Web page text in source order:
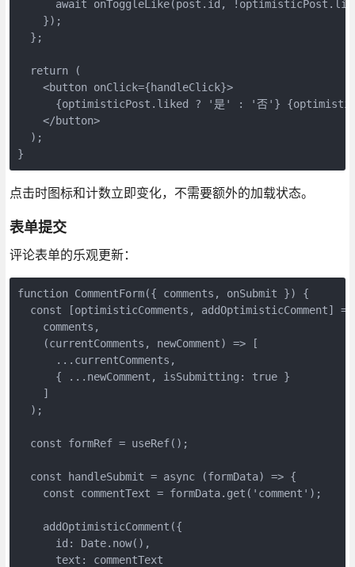
await onToggleLike(post.id,
    });
  };
  return (
    <button onClick={handleClick}>
{optimisticPost.liked ? '是' : '否'}
    </button>
  );
}
点击时图标和计数立即变化，不需要额外的加载状态。
表单提交
评论表单的乐观更新：
function CommentForm({ comments, onSubmit }) {
const [optimisticComments, addOptimisticComment] =
    comments,
    (currentComments, newComment) => [
      ...currentComments,
      { ...newComment, isSubmitting: true }
    ]
  );
  const formRef = useRef();
  const handleSubmit = async (formData) => {
    const commentText = formData.get('comment');
    addOptimisticComment({
      id: Date.now(),
      text: commentText